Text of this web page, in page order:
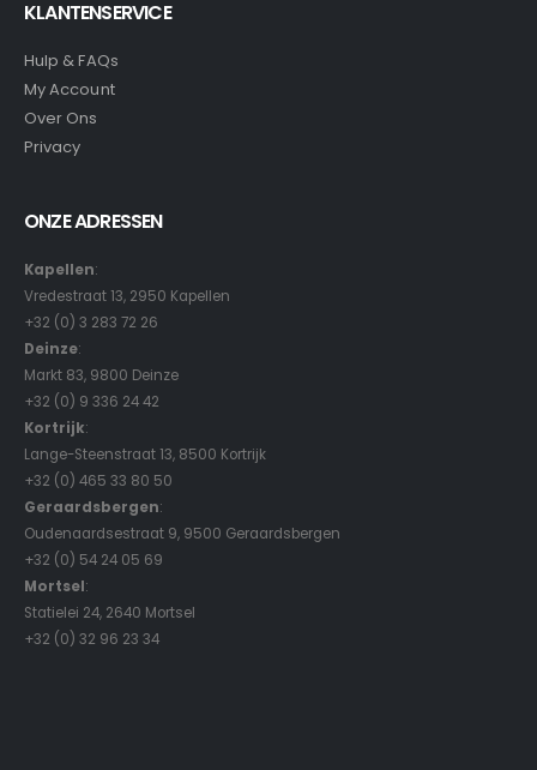
KLANTENSERVICE
Hulp & FAQs
My Account
Over Ons
Privacy
ONZE ADRESSEN
Kapellen:
Vredestraat 13, 2950 Kapellen
+32 (0) 3 283 72 26
Deinze:
Markt 83, 9800 Deinze
+32 (0) 9 336 24 42
Kortrijk:
Lange-Steenstraat 13, 8500 Kortrijk
+32 (0) 465 33 80 50
Geraardsbergen:
Oudenaardsestraat 9, 9500 Geraardsbergen
+32 (0) 54 24 05 69
Mortsel:
Statielei 24, 2640 Mortsel
+32 (0) 32 96 23 34